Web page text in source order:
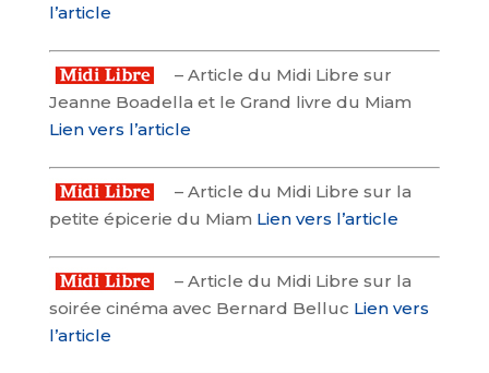
l’article
– Article du Midi Libre sur
Jeanne Boadella et le Grand livre du Miam
Lien vers l’article
– Article du Midi Libre sur la
petite épicerie du Miam Lien vers l’article
– Article du Midi Libre sur la
soirée cinéma avec Bernard Belluc Lien vers
l’article